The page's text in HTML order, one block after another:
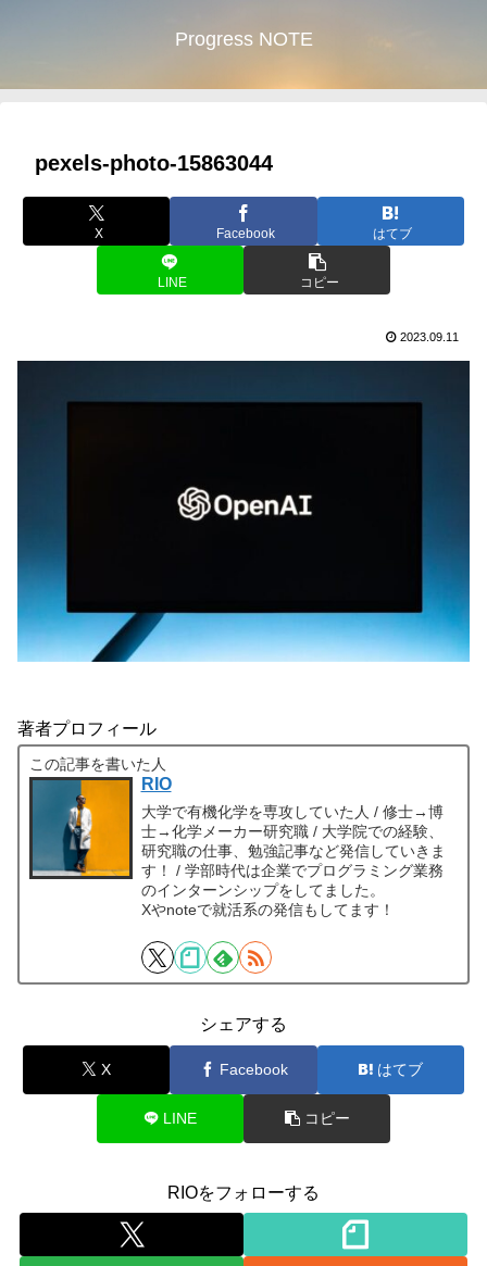
Progress NOTE
pexels-photo-15863044
X Facebook はてブ
LINE コピー
2023.09.11
著者プロフィール
この記事を書いた人
RIO
大学で有機化学を専攻していた人 / 修士→博
士→化学メーカー研究職 / 大学院での経験、
研究職の仕事、勉強記事など発信していきま
す！ / 学部時代は企業でプログラミング業務
のインターンシップをしてました。
Xやnoteで就活系の発信もしてます！
シェアする
X Facebook はてブ
LINE コピー
RIOをフォローする